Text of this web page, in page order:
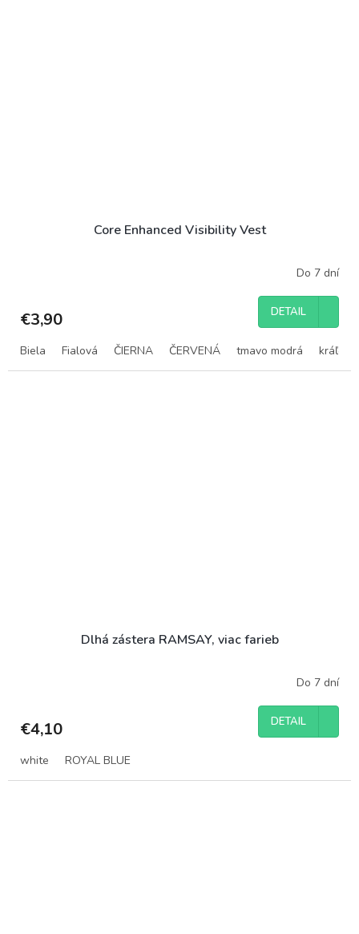
Core Enhanced Visibility Vest
Do 7 dní
€3,90 DETAIL
Biela Fialová ČIERNA ČERVENÁ tmavo modrá
Dlhá zástera RAMSAY, viac farieb
Do 7 dní
€4,10 DETAIL
white ROYAL BLUE